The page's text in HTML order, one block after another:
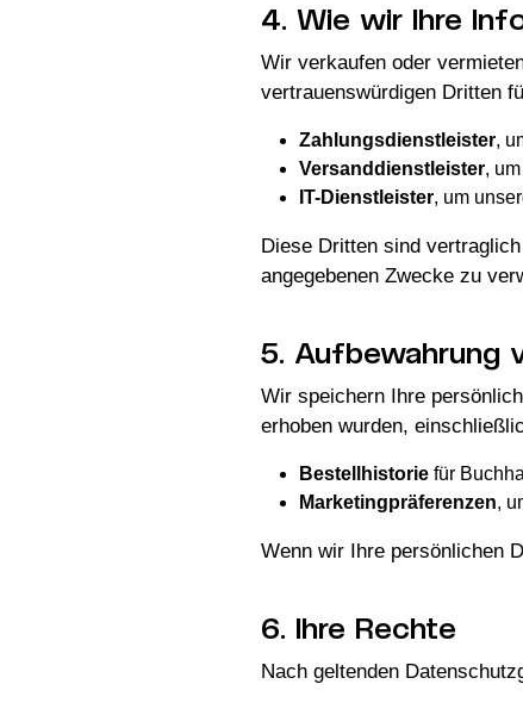
4. Wie wir Ihre
Wir verkaufen oder
vertrauenswürdigen Dritten
Zahlungsdienstleister,
Versanddienstleister,
IT-Dienstleister, um
Diese Dritten sind
angegebenen Zwecke zu
5. Aufbewahrung
Wir speichern Ihre
erhoben wurden,
Bestellhistorie für
Marketingpräferenzen,
Wenn wir Ihre persönlichen
6. Ihre Rechte
Nach geltenden